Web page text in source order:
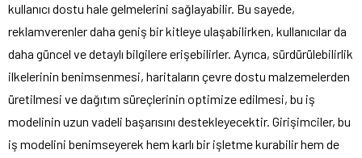
kullanıcı dostu hale gelmelerini sağlayabilir. Bu sayede,
reklamverenler daha geniş bir kitleye ulaşabilirken, kullanıcılar da
daha güncel ve detaylı bilgilere erişebilirler. Ayrıca, sürdürülebilirlik
ilkelerinin benimsenmesi, haritaların çevre dostu malzemelerden
üretilmesi ve dağıtım süreçlerinin optimize edilmesi, bu iş
modelinin uzun vadeli başarısını destekleyecektir. Girişimciler, bu
iş modelini benimseyerek hem karlı bir işletme kurabilir hem de